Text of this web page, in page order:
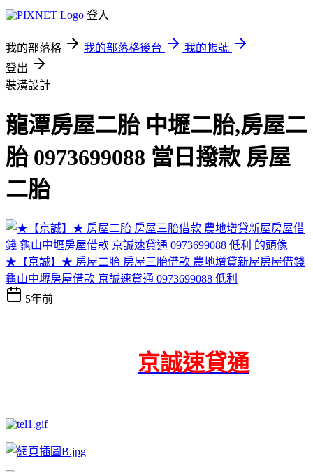
登入
我的部落格 我的部落格後台
我的帳號
登出
裝潢設計
龍潭房屋二胎 中壢二胎,房屋二
胎 0973699088 當日撥款 房屋
二胎
★【京誠】★ 房屋二胎 房屋三胎借款 農地增貸新屋房屋借錢
龜山中壢房屋借款 京誠速貸通 0973699088 低利
5年前
京誠速貸通